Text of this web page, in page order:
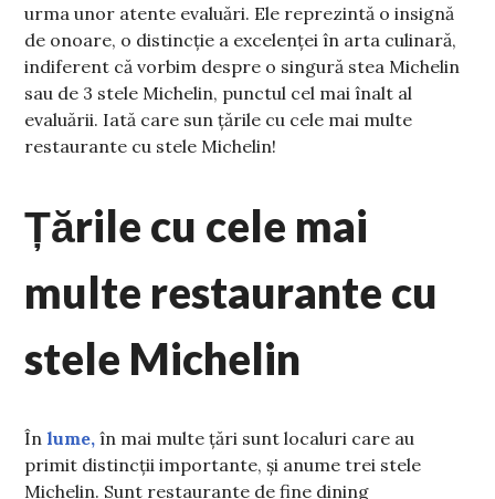
urma unor atente evaluări. Ele reprezintă o insignă
de onoare, o distincție a excelenței în arta culinară,
indiferent că vorbim despre o singură stea Michelin
sau de 3 stele Michelin, punctul cel mai înalt al
evaluării. Iată care sun țările cu cele mai multe
restaurante cu stele Michelin!
Țările cu cele mai
multe restaurante cu
stele Michelin
Înlume, în mai multe țări sunt localuri care au
primit distincții importante, și anume trei stele
Michelin. Sunt restaurante de fine dining